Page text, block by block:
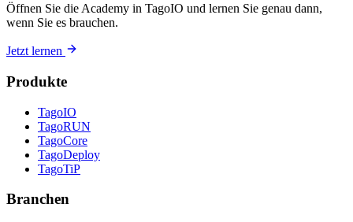
Öffnen Sie die Academy in TagoIO und lernen Sie genau dann,
wenn Sie es brauchen.
Jetzt lernen
Produkte
TagoIO
TagoRUN
TagoCore
TagoDeploy
TagoTiP
Branchen